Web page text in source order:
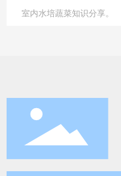
室内水培蔬菜知识分享。